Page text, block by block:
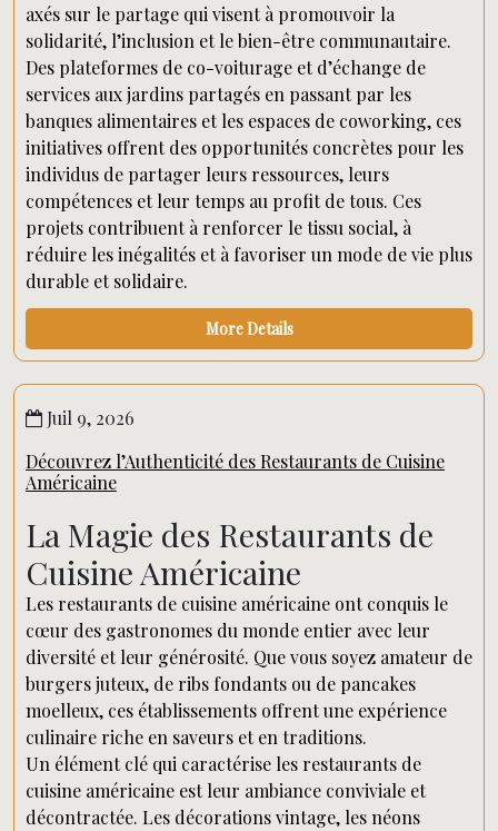
axés sur le partage qui visent à promouvoir la
solidarité, l’inclusion et le bien-être communautaire.
Des plateformes de co-voiturage et d’échange de
services aux jardins partagés en passant par les
banques alimentaires et les espaces de coworking, ces
initiatives offrent des opportunités concrètes pour les
individus de partager leurs ressources, leurs
compétences et leur temps au profit de tous. Ces
projets contribuent à renforcer le tissu social, à
réduire les inégalités et à favoriser un mode de vie plus
durable et solidaire.
More Details
Juil 9, 2026
Découvrez l’Authenticité des Restaurants de Cuisine
Américaine
La Magie des Restaurants de
Cuisine Américaine
Les restaurants de cuisine américaine ont conquis le
cœur des gastronomes du monde entier avec leur
diversité et leur générosité. Que vous soyez amateur de
burgers juteux, de ribs fondants ou de pancakes
moelleux, ces établissements offrent une expérience
culinaire riche en saveurs et en traditions.
Un élément clé qui caractérise les restaurants de
cuisine américaine est leur ambiance conviviale et
décontractée. Les décorations vintage, les néons